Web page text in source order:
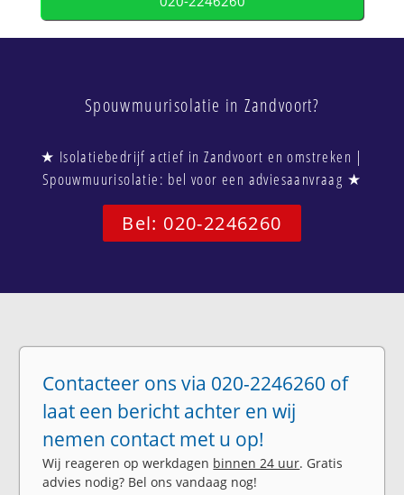
Spouwmuurisolatie in Zandvoort?
★ Isolatiebedrijf actief in Zandvoort en omstreken |
Spouwmuurisolatie: bel voor een adviesaanvraag ★
Bel: 020-2246260
Contacteer ons via 020-2246260 of
laat een bericht achter en wij
nemen contact met u op!
Wij reageren op werkdagen binnen 24 uur. Gratis
advies nodig? Bel ons vandaag nog!